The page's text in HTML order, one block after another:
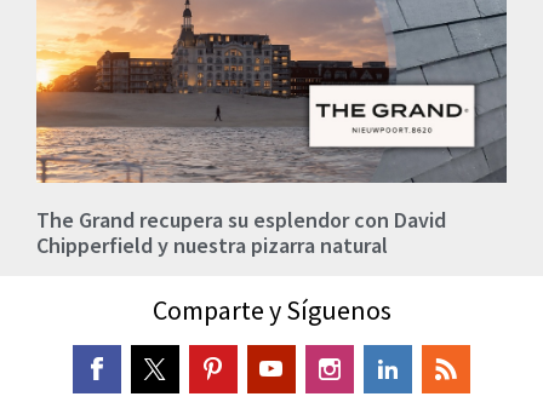
The Grand recupera su esplendor con David
Chipperfield y nuestra pizarra natural
Comparte y Síguenos